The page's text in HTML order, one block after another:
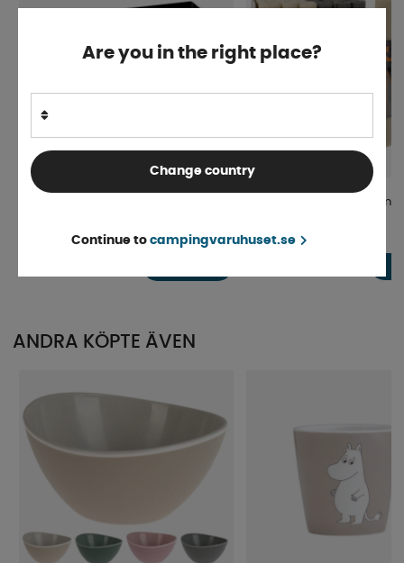
4-9 dagar
Antihalkmatta 30x100cm
Finns i lager
ANDRA KÖPTE ÄVEN
Are you in the right place?
Change country
Continue to campingvaruhuset.se